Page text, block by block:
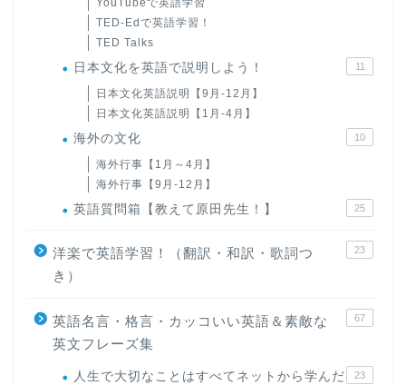
YouTubeで英語学習
TED-Edで英語学習！
TED Talks
日本文化を英語で説明しよう！ 11
日本文化英語説明【9月-12月】
日本文化英語説明【1月-4月】
海外の文化 10
海外行事【1月～4月】
海外行事【9月-12月】
英語質問箱【教えて原田先生！】 25
洋楽で英語学習！（翻訳・和訳・歌詞つ
き）
23
英語名言・格言・カッコいい英語＆素敵な
英文フレーズ集
67
人生で大切なことはすべてネットから学んだ 23